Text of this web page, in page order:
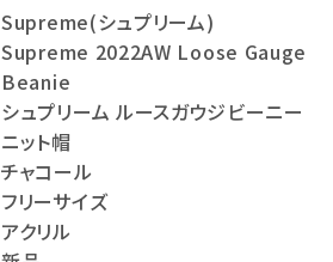
Supreme(シュプリーム)
Supreme 2022AW Loose Gauge
Beanie
シュプリーム ルースガウジビーニー
ニット帽
チャコール
フリーサイズ
アクリル